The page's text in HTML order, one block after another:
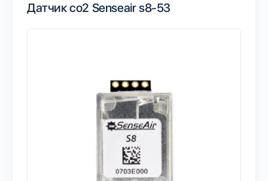
Датчик co2 Senseair s8-53